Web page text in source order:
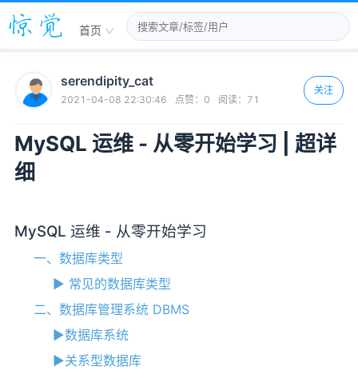
首页
serendipity_cat
2021-04-08 22:30:46 点赞： 0 阅读： 71
关注
MySQL 运维 - 从零开始学习 | 超详
细
MySQL 运维 - 从零开始学习
一、数据库类型
► 常见的数据库类型
二、数据库管理系统 DBMS
►数据库系统
►关系型数据库